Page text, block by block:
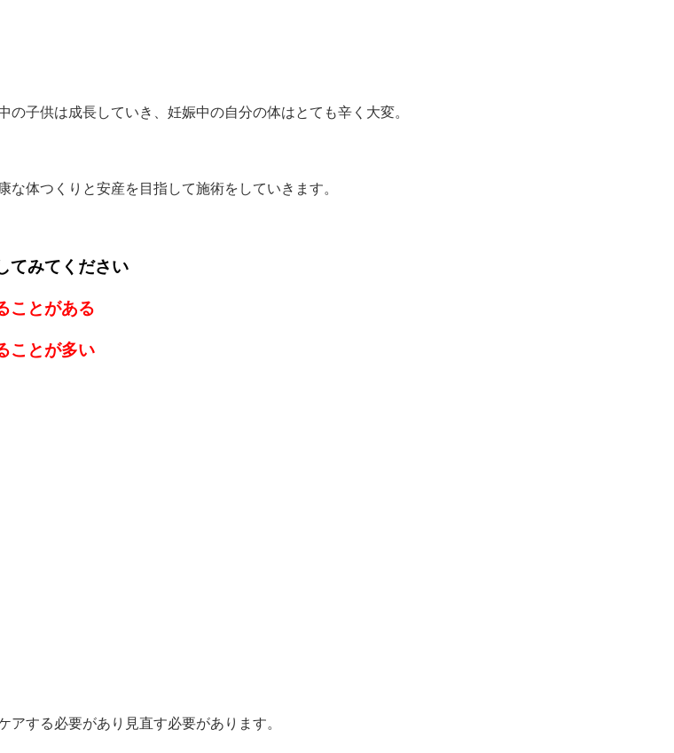
子供は成長していき、妊娠中の自分の体はとても辛く大変。
体つくりと安産を目指して施術をしていきます。
てみてください
ことがある
ことが多い
する必要があり見直す必要があります。